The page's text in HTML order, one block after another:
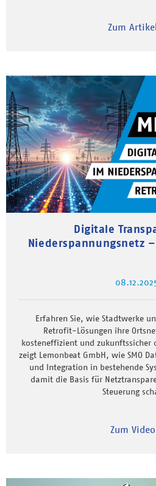
Zum Artikel
Digitale
Niederspannungsnetz
Erfahren Sie, wie Stadtwerke
Retrofit-Lösungen ihre
kosteneffizient und
zeigt Lemonbeat GmbH, wie SMO
und Integration in bestehende
damit die Basis für
Steuerung
Zum Video